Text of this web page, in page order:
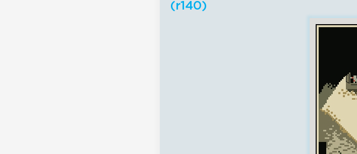
(r140)